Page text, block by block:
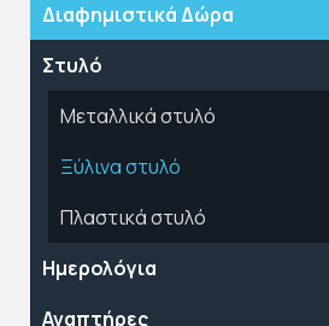
Διαφημιστικά Δώρα
Στυλό
Μεταλλικά στυλό
Ξύλινα στυλό
Πλαστικά στυλό
Ημερολόγια
Αναπτήρες